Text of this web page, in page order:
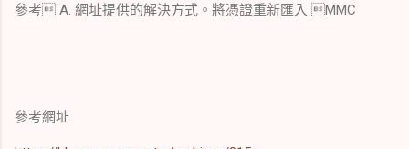
參考 A. 網址提供的解決方式。將憑證重新匯入 MMC
參考網址